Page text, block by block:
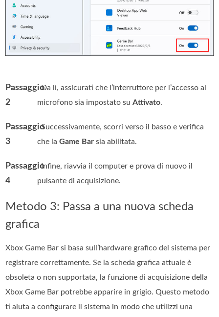
Passaggio
2
. Da lì, assicurati che l’interruttore per l’accesso al
microfono sia impostato suAttivato.
Passaggio
3
. Successivamente, scorri verso il basso e verifica
che laGame Bar sia abilitata.
Passaggio
4
. Infine, riavvia il computer e prova di nuovo il
pulsante di acquisizione.
Metodo 3: Passa a una nuova scheda
grafica
Xbox Game Bar si basa sull’hardware grafico del sistema per
registrare correttamente. Se la scheda grafica attuale è
obsoleta o non supportata, la funzione di acquisizione della
Xbox Game Bar potrebbe apparire in grigio. Questo metodo
ti aiuta a configurare il sistema in modo che utilizzi una